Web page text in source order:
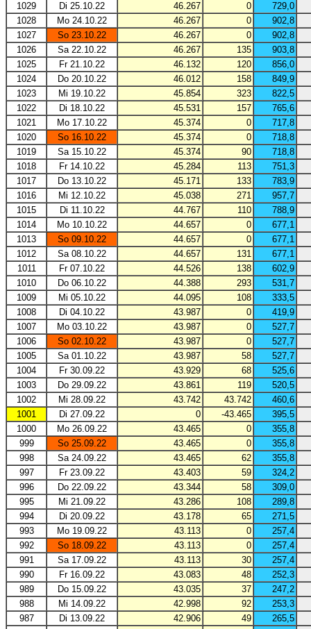
1029
Di 25.10.22 46.267 0
729,0
1028
Mo 24.10.22 46.267 0
902,8
1027
So 23.10.22 46.267 0
902,8
1026
Sa 22.10.22 46.267 135
903,8
1025
Fr 21.10.22 46.132 120
856,0
1024
Do 20.10.22 46.012 158
849,9
1023
Mi 19.10.22 45.854 323
822,5
1022
Di 18.10.22 45.531 157
765,6
1021
Mo 17.10.22 45.374 0
717,8
1020
So 16.10.22 45.374 0
718,8
1019
Sa 15.10.22 45.374 90
718,8
1018
Fr 14.10.22 45.284 113
751,3
1017
Do 13.10.22 45.171 133
783,9
1016
Mi 12.10.22 45.038 271
957,7
1015
Di 11.10.22 44.767 110
788,9
1014
Mo 10.10.22 44.657 0
677,1
1013
So 09.10.22 44.657 0
677,1
1012
Sa 08.10.22 44.657 131
677,1
1011
Fr 07.10.22 44.526 138
602,9
1010
Do 06.10.22 44.388 293
531,7
1009
Mi 05.10.22 44.095 108
333,5
1008
Di 04.10.22 43.987 0
419,9
1007
Mo 03.10.22 43.987 0
527,7
1006
So 02.10.22 43.987 0
527,7
1005
Sa 01.10.22 43.987 58
527,7
1004
Fr 30.09.22 43.929 68
525,6
1003
Do 29.09.22 43.861 119
520,5
1002
Mi 28.09.22 43.742 43.742
460,6
1001
Di 27.09.22 0 -43.465
395,5
1000
Mo 26.09.22 43.465 0
355,8
999
So 25.09.22 43.465 0
355,8
998
Sa 24.09.22 43.465 62
355,8
997
Fr 23.09.22 43.403 59
324,2
996
Do 22.09.22 43.344 58
309,0
995
Mi 21.09.22 43.286 108
289,8
994
Di 20.09.22 43.178 65
271,5
993
Mo 19.09.22 43.113 0
257,4
992
So 18.09.22 43.113 0
257,4
991
Sa 17.09.22 43.113 30
257,4
990
Fr 16.09.22 43.083 48
252,3
989
Do 15.09.22 43.035 37
247,2
988
Mi 14.09.22 42.998 92
253,3
987
Di 13.09.22 42.906 49
265,5